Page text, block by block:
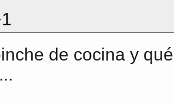
de cocina y